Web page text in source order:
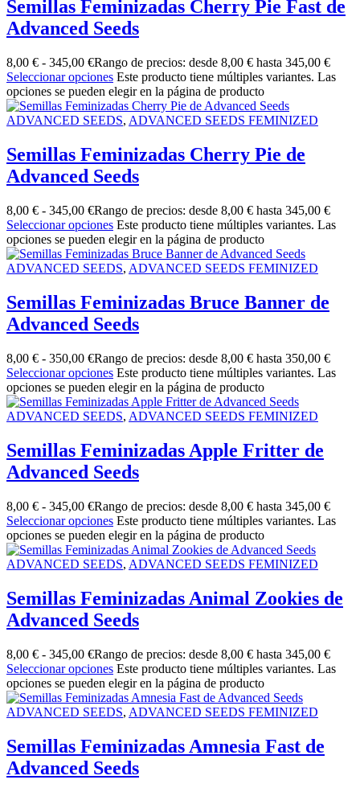
Semillas Feminizadas Cherry Pie Fast de
Advanced Seeds
8,00 € - 345,00 €Rango de precios: desde 8,00 € hasta 345,00 €
Seleccionar opciones Este producto tiene múltiples variantes. Las
opciones se pueden elegir en la página de producto
ADVANCED SEEDS, ADVANCED SEEDS FEMINIZED
Semillas Feminizadas Cherry Pie de
Advanced Seeds
8,00 € - 345,00 €Rango de precios: desde 8,00 € hasta 345,00 €
Seleccionar opciones Este producto tiene múltiples variantes. Las
opciones se pueden elegir en la página de producto
ADVANCED SEEDS, ADVANCED SEEDS FEMINIZED
Semillas Feminizadas Bruce Banner de
Advanced Seeds
8,00 € - 350,00 €Rango de precios: desde 8,00 € hasta 350,00 €
Seleccionar opciones Este producto tiene múltiples variantes. Las
opciones se pueden elegir en la página de producto
ADVANCED SEEDS, ADVANCED SEEDS FEMINIZED
Semillas Feminizadas Apple Fritter de
Advanced Seeds
8,00 € - 345,00 €Rango de precios: desde 8,00 € hasta 345,00 €
Seleccionar opciones Este producto tiene múltiples variantes. Las
opciones se pueden elegir en la página de producto
ADVANCED SEEDS, ADVANCED SEEDS FEMINIZED
Semillas Feminizadas Animal Zookies de
Advanced Seeds
8,00 € - 345,00 €Rango de precios: desde 8,00 € hasta 345,00 €
Seleccionar opciones Este producto tiene múltiples variantes. Las
opciones se pueden elegir en la página de producto
ADVANCED SEEDS, ADVANCED SEEDS FEMINIZED
Semillas Feminizadas Amnesia Fast de
Advanced Seeds